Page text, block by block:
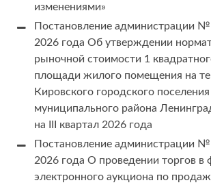
изменениями»
Постановление администрации
2026 года Об утверждении
рыночной стоимости 1
площади жилого помещения на
Кировского городского
муниципального района
на III квартал 2026 года
Постановление администрации
2026 года О проведении торгов в
электронного аукциона по